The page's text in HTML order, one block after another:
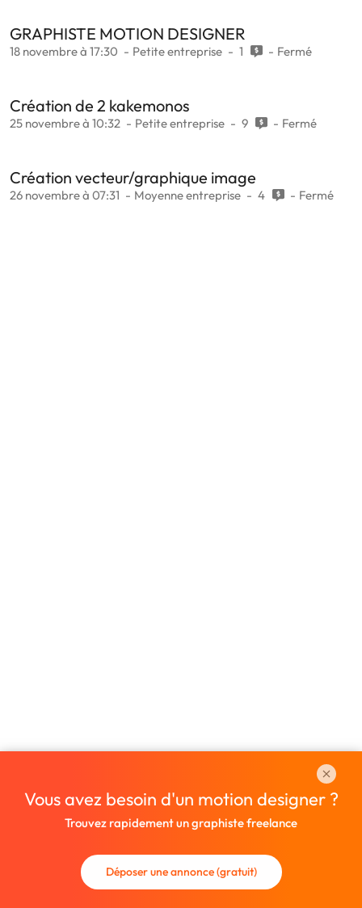
GRAPHISTE MOTION DESIGNER
18 novembre à 17:30 Petite entreprise 1 Fermé
Création de 2 kakemonos
25 novembre à 10:32 Petite entreprise 9 Fermé
Création vecteur/graphique image
26 novembre à 07:31 Moyenne entreprise 4 Fermé
Vous avez besoin d'un motion designer ?
Trouvez rapidement un graphiste freelance
Déposer une annonce (gratuit)